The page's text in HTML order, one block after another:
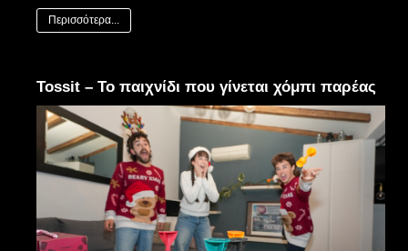
Περισσότερα...
Tossit – Το παιχνίδι που γίνεται χόμπι παρέας